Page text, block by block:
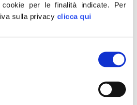
per le finalità indicate. Per
sulla privacy clicca qui
in una nota l’ufficio